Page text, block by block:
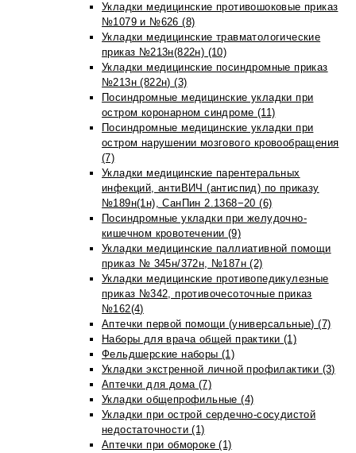
Укладки медицинские противошоковые приказ
№1079 и №626 (8)
Укладки медицинские травматологические
приказ №213н(822н) (10)
Укладки медицинские посиндромные приказ
№213н (822н) (3)
Посиндромные медицинские укладки при
остром коронарном синдроме (11)
Посиндромные медицинские укладки при
остром нарушении мозгового кровообращения
(7)
Укладки медицинские парентеральных
инфекций, антиВИЧ (антиспид) по приказу
№189н(1н), СанПин 2.1368−20 (6)
Посиндромные укладки при желудочно-
кишечном кровотечении (9)
Укладки медицинские паллиативной помощи
приказ № 345н/372н, №187н (2)
Укладки медицинские противопедикулезные
приказ №342, противочесоточные приказ
№162(4)
Аптечки первой помощи (универсальные) (7)
Наборы для врача общей практики (1)
Фельдшерские наборы (1)
Укладки экстренной личной профилактики (3)
Аптечки для дома (7)
Укладки общепрофильные (4)
Укладки при острой сердечно-сосудистой
недостаточности (1)
Аптечки при обмороке (1)